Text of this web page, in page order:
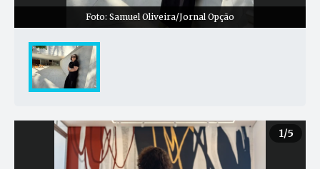
Foto: Samuel Oliveira/Jornal Opção
1/5